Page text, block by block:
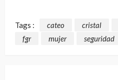
Tags : cateo cristal
fgr
mujer seguridad